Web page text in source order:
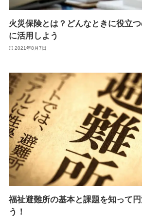
火災保険とは？どんなときに役立
に活用しよう
2021年8月7日
福祉避難所の基本と課題を知って
う！